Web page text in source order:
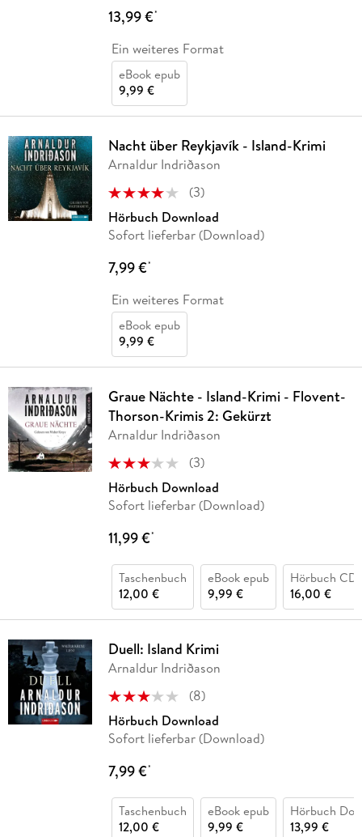
13,99 €*
Ein weiteres Format
eBook epub
9,99 €
Nacht über Reykjavík - Island-Krimi
Arnaldur Indriðason
(3)
Hörbuch Download
Sofort lieferbar (Download)
7,99 €*
Ein weiteres Format
eBook epub
9,99 €
Graue Nächte - Island-Krimi - Flovent-
Thorson-Krimis 2: Gekürzt
Arnaldur Indriðason
(3)
Hörbuch Download
Sofort lieferbar (Download)
11,99 €*
Taschenbuch
12,00 €
eBook epub
9,99 €
Hörbuch CD
16,00 €
Duell: Island Krimi
Arnaldur Indriðason
(8)
Hörbuch Download
Sofort lieferbar (Download)
7,99 €*
Taschenbuch
12,00 €
eBook epub
9,99 €
Hörbuch
13,99 €